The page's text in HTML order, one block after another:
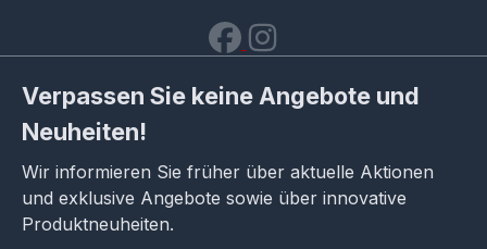
Verpassen Sie keine Angebote und
Neuheiten!
Wir informieren Sie früher über aktuelle Aktionen
und exklusive Angebote sowie über innovative
Produktneuheiten.